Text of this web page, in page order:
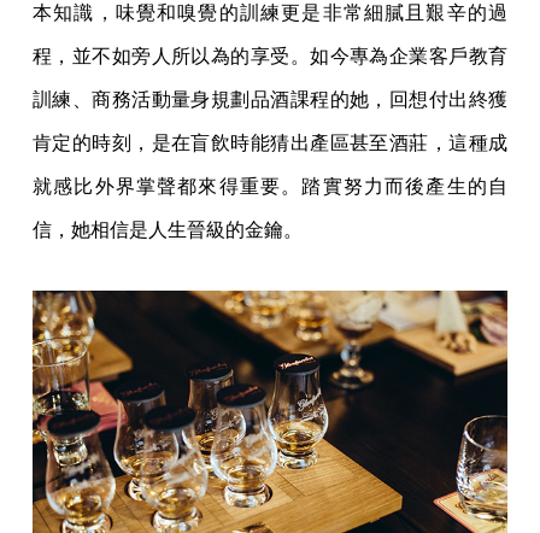
本知識，味覺和嗅覺的訓練更是非常細膩且艱辛的過
程，並不如旁人所以為的享受。如今專為企業客戶教育
訓練、商務活動量身規劃品酒課程的她，回想付出終獲
肯定的時刻，是在盲飲時能猜出產區甚至酒莊，這種成
就感比外界掌聲都來得重要。踏實努力而後產生的自
信，她相信是人生晉級的金鑰。